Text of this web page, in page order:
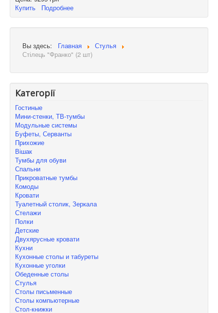
Купить
Подробнее
Вы здесь: Главная
Стулья
Стілець "Франко" (2 шт)
Категорії
Гостиные
Мини-стенки, ТВ-тумбы
Модульные системы
Буфеты, Серванты
Прихожие
Вішак
Тумбы для обуви
Спальни
Прикроватные тумбы
Комоды
Кровати
Туалетный столик, Зеркала
Стелажи
Полки
Детские
Двухярусные кровати
Кухни
Кухонные столы и табуреты
Кухонные уголки
Обеденные столы
Стулья
Столы письменные
Столы компьютерные
Стол-книжки